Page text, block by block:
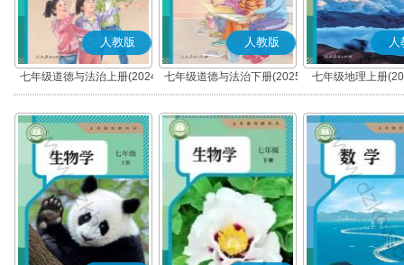
人教版
七年级道德与法治上册(2024
秋版)(部编版)
人教版
七年级道德与法治下册(2025
春版)(部编版)
人
七年级地理上册